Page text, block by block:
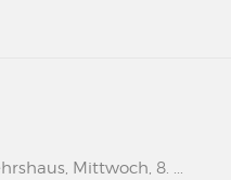
Mittwoch, 8. ...